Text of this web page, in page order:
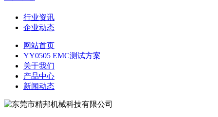
行业资讯
企业动态
网站首页
YY0505 EMC测试方案
关于我们
产品中心
新闻动态